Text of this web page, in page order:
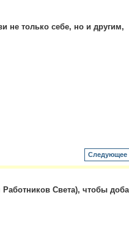
не только себе, но и другим,
Следующее
Света), чтобы